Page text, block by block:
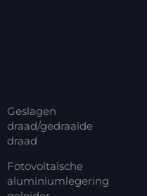
Geslagen
draad/gedraaide
draad
Fotovoltaïsche
aluminiumlegering